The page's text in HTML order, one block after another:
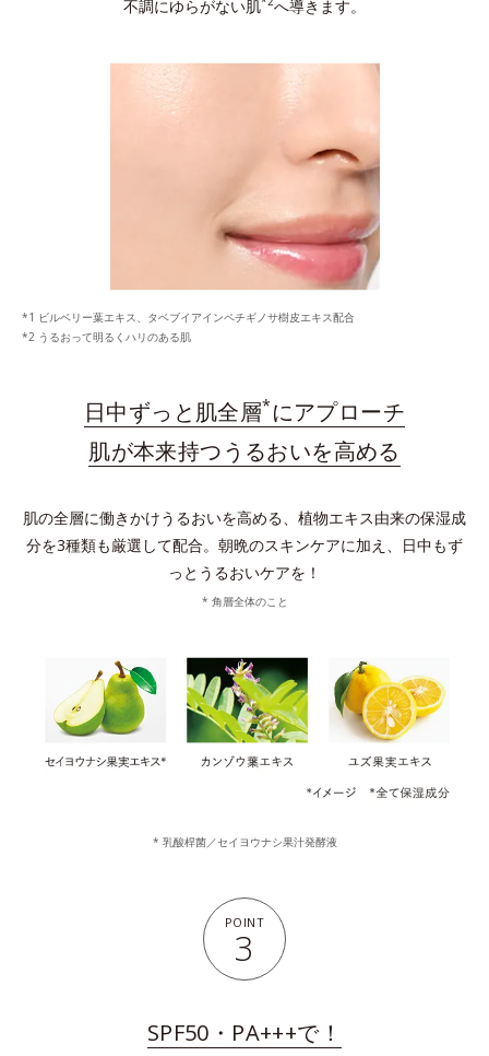
不調にゆらがない肌 へ導きます。
ビルベリー葉エキス、タベブイアインペチギノサ樹皮エキス配合
うるおって明るくハリのある肌
日中ずっと肌全層* にアプローチ
肌が本来持つうるおいを高める
肌の全層に働きかけうるおいを高める、植物エキス由来の保湿成
分を3種類も厳選して配合。 朝晩のスキンケアに加え、日中もず
っとうるおいケアを！
* 角層全体のこと
* 乳酸桿菌／セイヨウナシ果汁発酵液
POINT
3
SPF50・PA+++で！